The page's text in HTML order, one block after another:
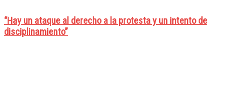
“Hay un ataque al derecho a la protesta y un intento de
disciplinamiento”